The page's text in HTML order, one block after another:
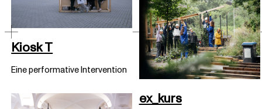
Kiosk T
Eine performative Intervention
ex_kurs